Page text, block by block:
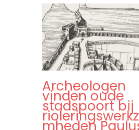
Archeologen
vinden oude
stadspoort bij